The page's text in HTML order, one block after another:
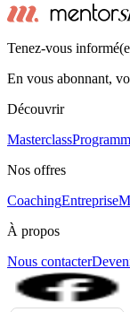
Tenez-vous
En vous abonnant,
Découvrir
Masterclass
Nos offres
CoachingEntreprise
À propos
Nous contacter